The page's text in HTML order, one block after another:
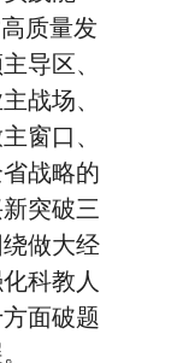
质量发
导区、
战场、
窗口、
战略的
突破三
做大经
科教人
面破题